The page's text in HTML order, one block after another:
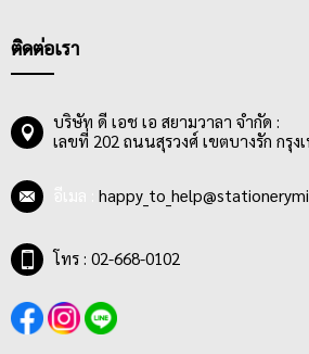
ติดต่อเรา
บริษัท ดี เอช เอ สยามวาลา จำกัด :
เลขที่ 202 ถนนสุรวงศ์ เขตบางรัก กรุง
โทร : 02-668-0102